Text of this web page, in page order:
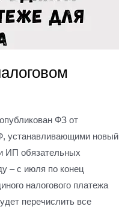
ФЗ от
устанавливающими новый
ИП обязательных
– с июля по конец
налогового платежа
перечислить все